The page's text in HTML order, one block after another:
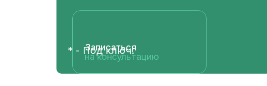
Записаться
на консультацию
* - Под ключ!